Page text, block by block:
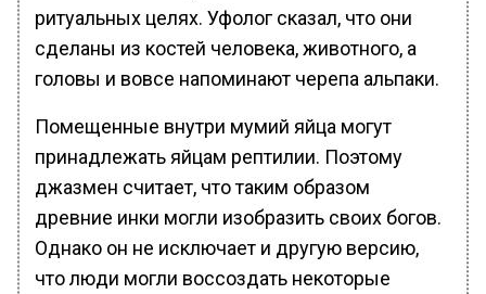
ритуальных целях. Уфолог сказал, что они
сделаны из костей человека, животного, а
головы и вовсе напоминают черепа альпаки.
Помещенные внутри мумий яйца могут
принадлежать яйцам рептилии. Поэтому
джазмен считает, что таким образом
древние инки могли изобразить своих богов.
Однако он не исключает и другую версию,
что люди могли воссоздать некоторые